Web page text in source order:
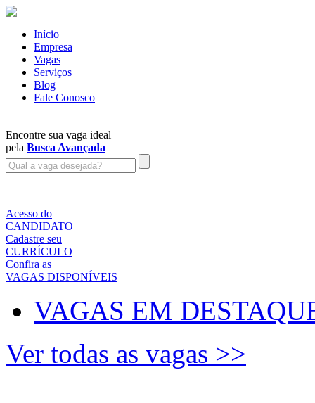
Início
Empresa
Vagas
Serviços
Blog
Fale Conosco
Encontre sua vaga ideal
pela Busca Avançada
Acesso do
CANDIDATO
Cadastre seu
CURRÍCULO
Confira as
VAGAS DISPONÍVEIS
VAGAS EM
Ver todas as vagas >>